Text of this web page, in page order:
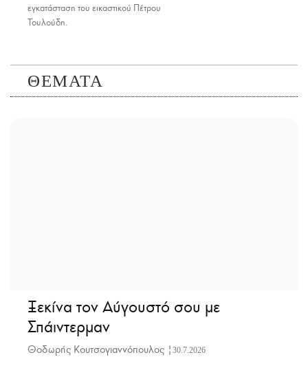
εγκατάσταση του εικαστικού Πέτρου
Τουλούδη.
ΘΕΜΑΤΑ
Ξεκίνα τον Αύγουστό σου με
Σπάιντερμαν
Θοδωρής Κουτσογιαννόπουλος | 30.7.2026